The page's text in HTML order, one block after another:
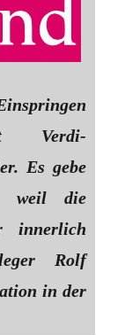
Verdi-
Es gebe
weil die
innerlich
Rolf
in der